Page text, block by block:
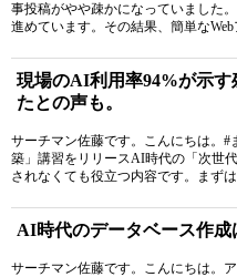
事投稿がやや疎かになっていました
進めています。その結果、簡単な
現場のAI利用率94%が示す
たとの声も。
サーチマン佐藤です。こんにちは。
築」講習をリリースAI時代の「次世
されなくても役立つ内容です。まず
AI時代のデータベース作成
サーチマン佐藤です。こんにちは。